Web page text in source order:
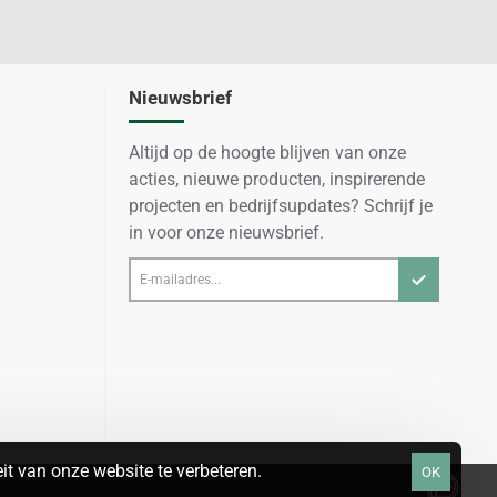
van onze website te verbeteren. OK
Nieuwsbrief
Altijd op de hoogte blijven van onze
acties, nieuwe producten, inspirerende
projecten en bedrijfsupdates? Schrijf je
in voor onze nieuwsbrief.
E-
mailadres...